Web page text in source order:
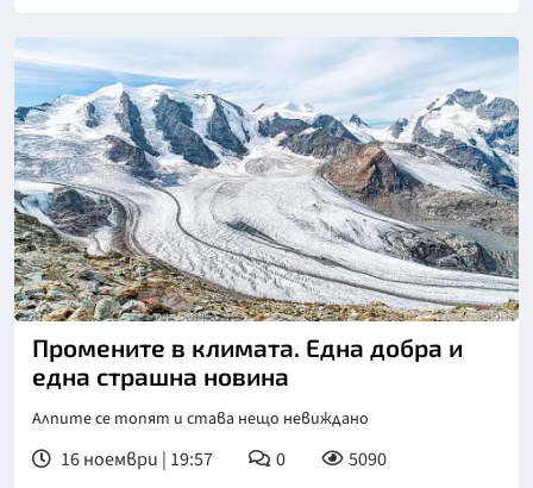
Промените в климата. Една добра и
една страшна новина
Алпите се топят и става нещо невиждано
16 ноември | 19:57 0 5090